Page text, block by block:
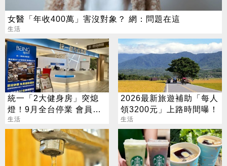
女醫「年收400萬」害沒對象？ 網：問題在這
生活
統一「2大健身房」突熄
燈！9月全台停業 會員退
費方案一次看
生活
2026最新旅遊補助「每人
領3200元」上路時間曝！
生活